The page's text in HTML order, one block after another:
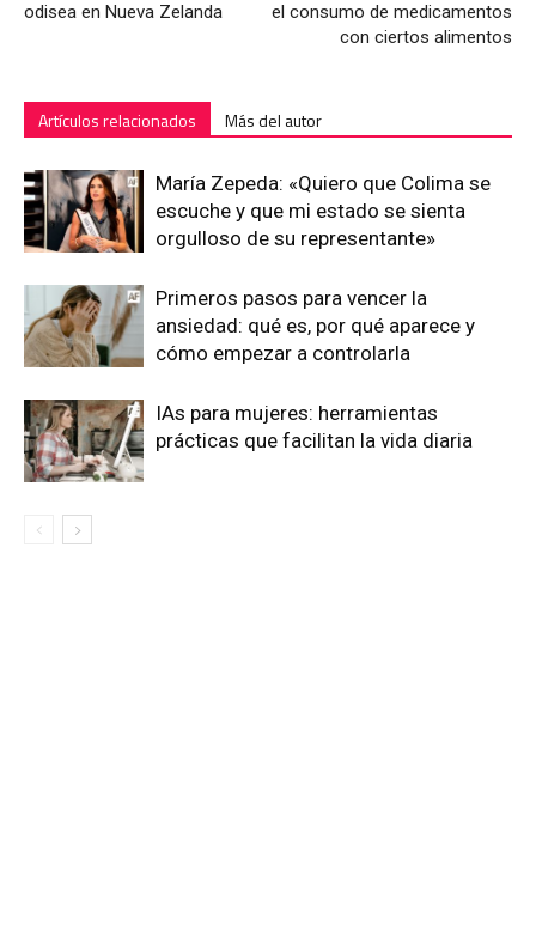
odisea en Nueva Zelanda
el consumo de medicamentos
con ciertos alimentos
Artículos relacionados Más del autor
María Zepeda: «Quiero que Colima se
escuche y que mi estado se sienta
orgulloso de su representante»
Primeros pasos para vencer la
ansiedad: qué es, por qué aparece y
cómo empezar a controlarla
IAs para mujeres: herramientas
prácticas que facilitan la vida diaria